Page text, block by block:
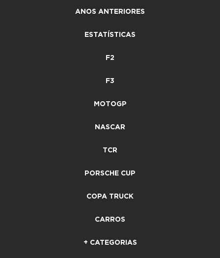
ANOS ANTERIORES
ESTATÍSTICAS
F2
F3
MOTOGP
NASCAR
TCR
PORSCHE CUP
COPA TRUCK
CARROS
+ CATEGORIAS